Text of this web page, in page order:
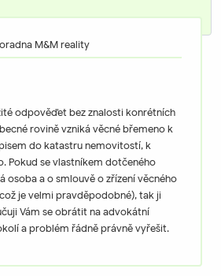
M&M reality
odpověďet bez znalosti konrétních
rovině vzniká věcné břemeno k
do katastru nemovitostí, k
Pokud se vlastníkem dotčeného
osoba a o smlouvě o zřízení věcného
je velmi pravděpodobné), tak ji
Vám se obrátit na advokátní
a problém řádně právně vyřešit.